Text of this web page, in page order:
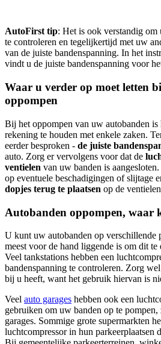
AutoFirst tip: Het is ook verstandig
te controleren en tegelijkertijd met uw
van de juiste bandenspanning. In het
vindt u de juiste bandenspanning voor
Waar u verder op moet letten
oppompen
Bij het oppompen van uw autobanden
rekening te houden met enkele zaken.
eerder besproken - de juiste
auto. Zorg er vervolgens voor dat de
ventielen van uw banden is
op eventuele beschadigingen of slijtage
dopjes terug te plaatsen op de
Autobanden oppompen, waar
U kunt uw autobanden op verschillende
meest voor de hand liggende is om dit te
Veel tankstations hebben een
bandenspanning te controleren. Zorg
bij u heeft, want het gebruik hiervan is
Veel auto garages hebben ook een
gebruiken om uw banden op te
garages. Sommige grote supermarkten
luchtcompressor in hun parkeerplaatsen